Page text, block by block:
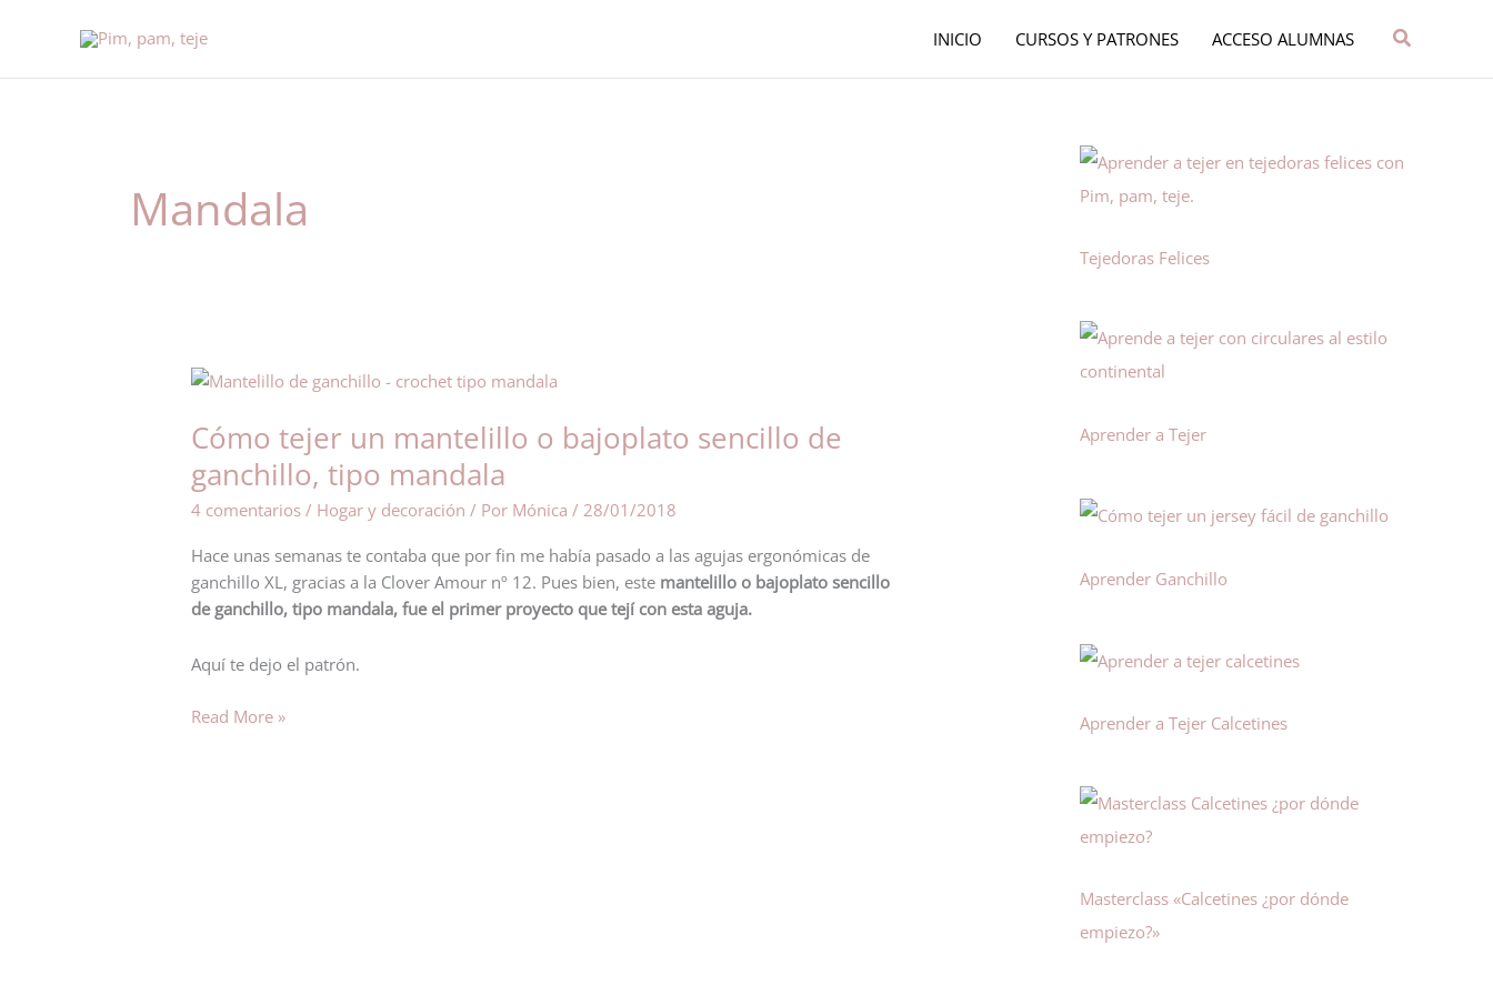
INICIO CURSOS Y PATRONES ACCESO ALUMNAS Buscar
Mandala
Cómo tejer un mantelillo o bajoplato sencillo de
ganchillo, tipo mandala
4 comentarios / Hogar y decoración / Por Mónica/ 28/01/2018
Hace unas semanas te contaba que por fin me había pasado a las agujas ergonómicas de
ganchillo XL, gracias a la Clover Amour nº 12. Pues bien, este mantelillo o bajoplato sencillo
de ganchillo, tipo mandala, fue el primer proyecto que tejí con esta aguja.
Aquí te dejo el patrón.
Cómo
un
mantelillo
o
bajoplato
de
ganchillo,
tipo
Read More »
Tejedoras Felices
Aprender a Tejer
Aprender Ganchillo
Aprender a Tejer Calcetines
Masterclass «Calcetines ¿por dónde
empiezo?»